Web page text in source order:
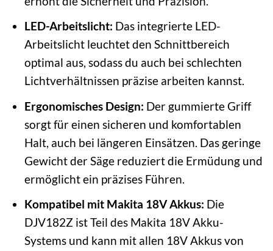
LED-Arbeitslicht: Das integrierte LED-
Arbeitslicht leuchtet den Schnittbereich
optimal aus, sodass du auch bei schlechten
Lichtverhältnissen präzise arbeiten kannst.
Ergonomisches Design: Der gummierte Griff
sorgt für einen sicheren und komfortablen
Halt, auch bei längeren Einsätzen. Das geringe
Gewicht der Säge reduziert die Ermüdung und
ermöglicht ein präzises Führen.
Kompatibel mit Makita 18V Akkus: Die
DJV182Z ist Teil des Makita 18V Akku-
Systems und kann mit allen 18V Akkus von